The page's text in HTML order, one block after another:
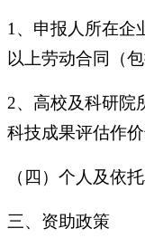
1、申报人所在企
以上劳动合同（
2、高校及科研院
科技成果评估作
（四）个人及依
三、资助政策